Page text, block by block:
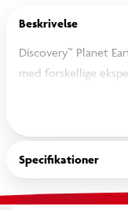
Beskrivelse
Discovery™ Planet
med forskellige
Væk børns
videnskabssæt fyldt
15 ekstra DIY-
meteorologi levende.
Byg og få din egen
Specifikationer